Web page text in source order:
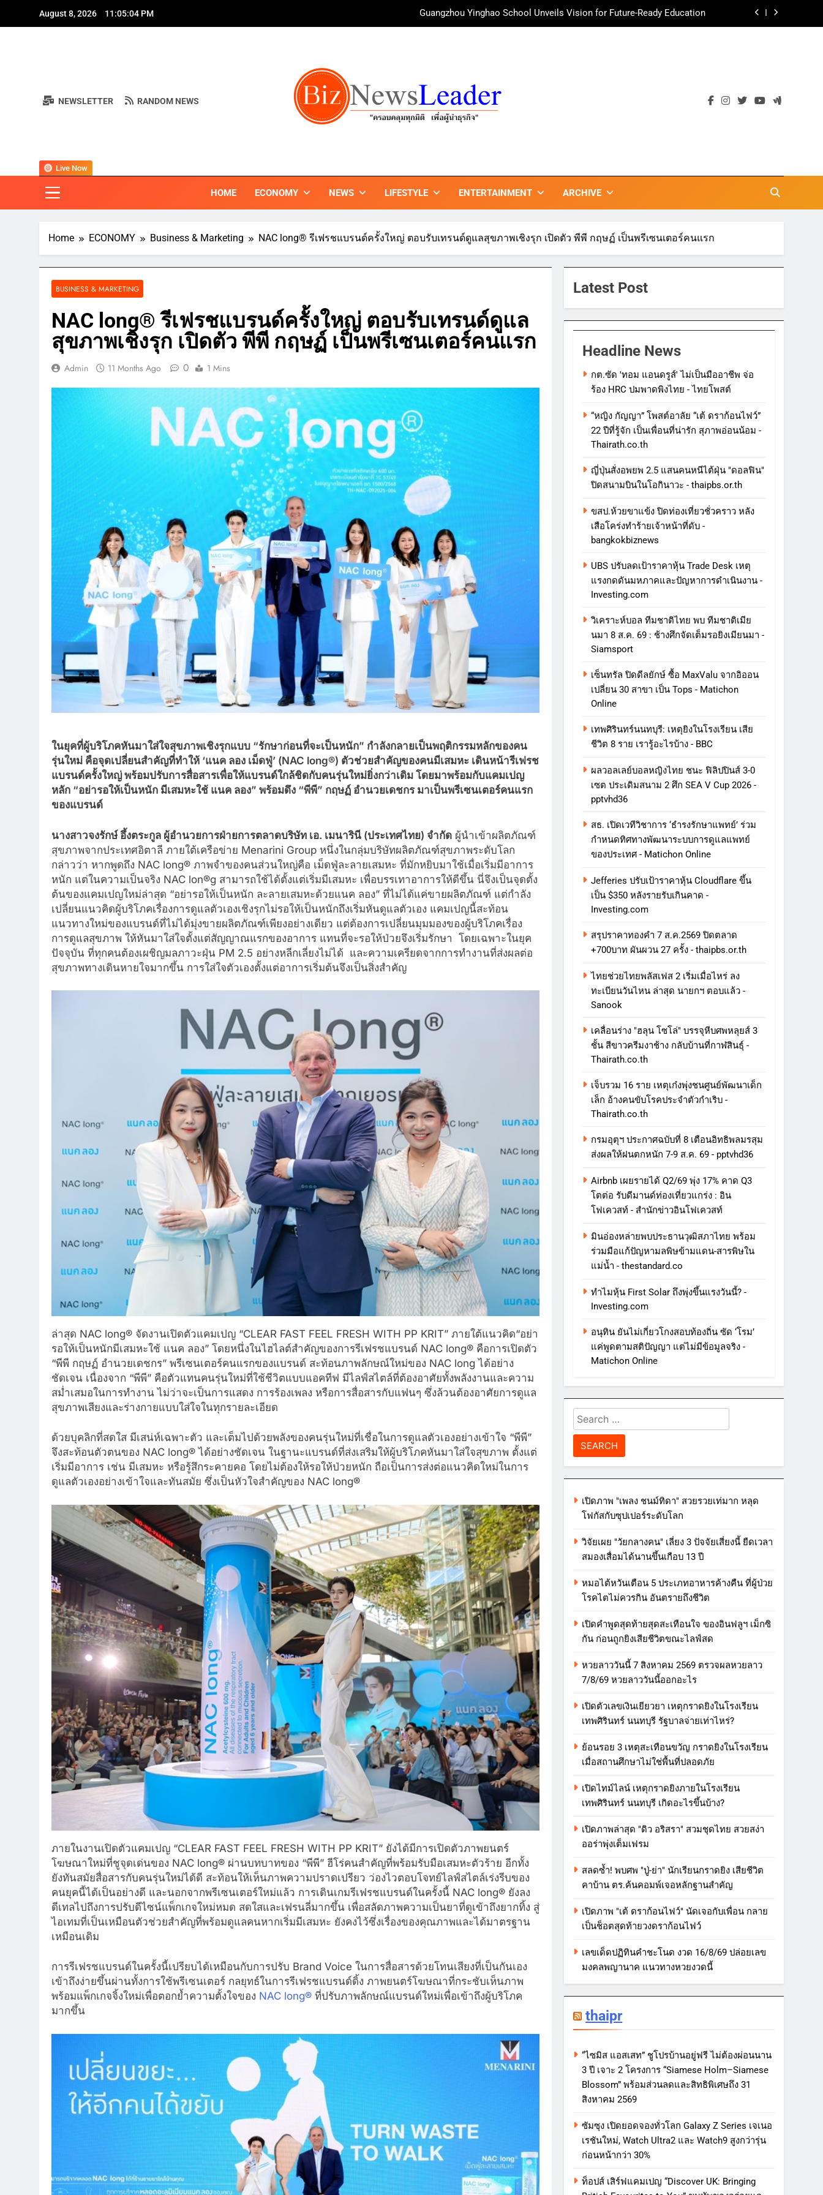
August 8, 2026 11:05:06 PM
AirAsia X SEE FAH พันธมิตรทางธุรกิจยาวนานกว่า 20 ปี ต่อยอดเสิร์ฟความอร่อย ยกเมนูระดับตำนาน “ข้าวหน้าไก่
บ้านหนองสองห้องจัดใหญ่ “แห่เทียนพรรษา – ผ้าป่าซาเล้งปลอดเหล้าเข้าพรรษา 2569” ชูพลังชุมชนสืบสานพุทธ
Guangzhou Yinghao School Unveils Vision for Future-Ready Education
AirAsia X SEE FAH พันธมิตรทางธุรกิจยาวนานกว่า 20 ปี ต่อยอดเสิร์ฟความอร่อย ยกเมนูระดับตำนาน “ข้าวหน้าไก่
NEWSLETTER RANDOM NEWS
HOME ECONOMY NEWS LIFESTYLE ENTERTAINMENT ARCHIVE
Live Now
Home ECONOMY Business & Marketing NAC long® รีเฟรชแบรนด์ครั้งใหญ่ ตอบรับเทรนด์ดูแลสุขภาพเชิงรุก เปิดตัว พีพี กฤษฏ์ เป็นพรีเซนเตอร์คนแรก
BUSINESS & MARKETING
NAC long® รีเฟรชแบรนด์ครั้งใหญ่ ตอบรับเทรนด์ดูแล
สุขภาพเชิงรุก เปิดตัว พีพี กฤษฏ์ เป็นพรีเซนเตอร์คนแรก
Admin 11 Months Ago 0 1 Mins
ในยุคที่ผู้บริโภคหันมาใส่ใจสุขภาพเชิงรุกแบบ “รักษาก่อนที่จะเป็นหนัก” กำลังกลายเป็นพฤติกรรมหลักของคน
รุ่นใหม่ คือจุดเปลี่ยนสำคัญที่ทำให้ ‘แนค ลอง เม็ดฟู่’ (NAC long®) ตัวช่วยสำคัญของคนมีเสมหะ เดินหน้ารีเฟรช
แบรนด์ครั้งใหญ่ พร้อมปรับการสื่อสารเพื่อให้แบรนด์ใกล้ชิดกับคนรุ่นใหม่ยิ่งกว่าเดิม โดยมาพร้อมกับแคมเปญ
หลัก “อย่ารอให้เป็นหนัก มีเสมหะใช้ แนค ลอง” พร้อมดึง “พีพี” กฤษฏ์ อำนวยเดชกร มาเป็นพรีเซนเตอร์คนแรก
ของแบรนด์
นางสาวจงรักษ์ อึ้งตระกูล ผู้อำนวยการฝ่ายการตลาดบริษัท เอ. เมนารินี (ประเทศไทย) จำกัด ผู้นำเข้าผลิตภัณฑ์
สุขภาพจากประเทศอิตาลี ภายใต้เครือข่าย Menarini Group หนึ่งในกลุ่มบริษัทผลิตภัณฑ์สุขภาพระดับโลก
กล่าวว่า หากพูดถึง NAC long® ภาพจำของคนส่วนใหญ่คือ เม็ดฟู่ละลายเสมหะ ที่มักหยิบมาใช้เมื่อเริ่มมีอาการ
หนัก แต่ในความเป็นจริง NAC lon®g สามารถใช้ได้ตั้งแต่เริ่มมีเสมหะ เพื่อบรรเทาอาการให้ดีขึ้น นี่จึงเป็นจุดตั้ง
ต้นของแคมเปญใหม่ล่าสุด “อย่ารอให้เป็นหนัก ละลายเสมหะด้วยแนค ลอง” ที่ไม่ได้แค่ขายผลิตภัณฑ์ แต่กำลัง
เปลี่ยนแนวคิดผู้บริโภคเรื่องการดูแลตัวเองเชิงรุกไม่รอให้เป็นหนักถึงเริ่มหันดูแลตัวเอง แคมเปญนี้สะท้อน
แนวทางใหม่ของแบรนด์ที่ไม่ได้มุ่งขายผลิตภัณฑ์เพียงอย่างเดียว แต่ต้องการเปลี่ยนมุมมองของผู้บริโภคเรื่อง
การดูแลสุขภาพ ให้หันมาใส่ใจตั้งแต่สัญญาณแรกของอาการ แทนที่จะรอให้ป่วยจึงเริ่มรักษา โดยเฉพาะในยุค
ปัจจุบัน ที่ทุกคนต้องเผชิญมลภาวะฝุ่น PM 2.5 อย่างหลีกเลี่ยงไม่ได้ และความเครียดจากการทำงานที่ส่งผลต่อ
สุขภาพทางเดินหายใจมากขึ้น การใส่ใจตัวเองตั้งแต่อาการเริ่มต้นจึงเป็นสิ่งสำคัญ
ล่าสุด NAC long® จัดงานเปิดตัวแคมเปญ “CLEAR FAST FEEL FRESH WITH PP KRIT” ภายใต้แนวคิด“อย่า
รอให้เป็นหนักมีเสมหะใช้ แนค ลอง” โดยหนึ่งในไฮไลต์สำคัญของการรีเฟรชแบรนด์ NAC long® คือการเปิดตัว
“พีพี กฤษฏ์ อำนวยเดชกร” พรีเซนเตอร์คนแรกของแบรนด์ สะท้อนภาพลักษณ์ใหม่ของ NAC long ได้อย่าง
ชัดเจน เนื่องจาก “พีพี” คือตัวแทนคนรุ่นใหม่ที่ใช้ชีวิตแบบแอคทีฟ มีไลฟ์สไตล์ที่ต้องอาศัยทั้งพลังงานและความ
สม่ำเสมอในการทำงาน ไม่ว่าจะเป็นการแสดง การร้องเพลง หรือการสื่อสารกับแฟนๆ ซึ่งล้วนต้องอาศัยการดูแล
สุขภาพเสียงและร่างกายแบบใส่ใจในทุกรายละเอียด
ด้วยบุคลิกที่สดใส มีเสน่ห์เฉพาะตัว และเต็มไปด้วยพลังของคนรุ่นใหม่ที่เชื่อในการดูแลตัวเองอย่างเข้าใจ “พีพี”
จึงสะท้อนตัวตนของ NAC long® ได้อย่างชัดเจน ในฐานะแบรนด์ที่ส่งเสริมให้ผู้บริโภคหันมาใส่ใจสุขภาพ ตั้งแต่
เริ่มมีอาการ เช่น มีเสมหะ หรือรู้สึกระคายคอ โดยไม่ต้องให้รอให้ป่วยหนัก ถือเป็นการส่งต่อแนวคิดใหม่ในการ
ดูแลตัวเองอย่างเข้าใจและทันสมัย ซึ่งเป็นหัวใจสำคัญของ NAC long®
ภายในงานเปิดตัวแคมเปญ “CLEAR FAST FEEL FRESH WITH PP KRIT” ยังได้มีการเปิดตัวภาพยนตร์
โฆษณาใหม่ที่ชูจุดเด่นของ NAC long® ผ่านบทบาทของ “พีพี” ฮีโร่คนสำคัญที่พร้อมรับมือเสมหะตัวร้าย อีกทั้ง
ยังทันสมัยสื่อสารกับคนรุ่นใหม่ได้ดี สะท้อนให้เห็นภาพความปราดเปรียว ว่องไวตอบโจทย์ไลฟ์สไตล์เร่งรีบของ
คนยุคนี้ได้เป็นอย่างดี และนอกจากพรีเซนเตอร์ใหม่แล้ว การเดินเกมรีเฟรชแบรนด์ในครั้งนี้ NAC long® ยังลง
ดีเทลไปถึงการปรับดีไซน์แพ็กเกจใหม่หมด สดใสและเฟรนลี่มากขึ้น เพื่อสลัดภาพความเป็นยาที่ดูเข้าถึงยากทิ้ง สู่
ไอเทมที่เป็นเหมือนตัวช่วยสำคัญที่พร้อมดูแลคนหากเริ่มมีเสมหะ ยังคงไว้ซึ่งเรื่องของคุณภาพและได้มาตรฐาน
เหมือนเดิม
การรีเฟรชแบรนด์ในครั้งนี้เปรียบได้เหมือนกับการปรับ Brand Voice ในการสื่อสารด้วยโทนเสียงที่เป็นกันเอง
เข้าถึงง่ายขึ้นผ่านทั้งการใช้พรีเซนเตอร์ กลยุทธ์ในการรีเฟรชแบรนด์ดิ้ง ภาพยนตร์โฆษณาที่กระชับเห็นภาพ
พร้อมแพ็กเกจจิ้งใหม่เพื่อตอกย้ำความตั้งใจของ NAC long® ที่ปรับภาพลักษณ์แบรนด์ใหม่เพื่อเข้าถึงผู้บริโภค
มากขึ้น
Latest Post
Headline News
กต.ซัด 'ทอม แอนดรูส์' ไม่เป็นมืออาชีพ จ่อ
ร้อง HRC ปมพาดพิงไทย - ไทยโพสต์
“หญิง กัญญา” โพสต์อาลัย “เต้ ดราก้อนไฟว์”
22 ปีที่รู้จัก เป็นเพื่อนที่น่ารัก สุภาพอ่อนน้อม -
Thairath.co.th
ญี่ปุ่นสั่งอพยพ 2.5 แสนคนหนีไต้ฝุ่น "ดอลฟิน"
ปิดสนามบินในโอกินาวะ - thaipbs.or.th
ขสป.ห้วยขาแข้ง ปิดท่องเที่ยวชั่วคราว หลัง
เสือโคร่งทำร้ายเจ้าหน้าที่ดับ -
bangkokbiznews
UBS ปรับลดเป้าราคาหุ้น Trade Desk เหตุ
แรงกดดันมหภาคและปัญหาการดําเนินงาน -
Investing.com
วิเคราะห์บอล ทีมชาติไทย พบ ทีมชาติเมีย
นมา 8 ส.ค. 69 : ช้างศึกจัดเต็มรอยิงเมียนมา -
Siamsport
เซ็นทรัล ปิดดีลยักษ์ ซื้อ MaxValu จากอิออน
เปลี่ยน 30 สาขา เป็น Tops - Matichon
Online
เทพศิรินทร์นนทบุรี: เหตุยิงในโรงเรียน เสีย
ชีวิต 8 ราย เรารู้อะไรบ้าง - BBC
ผลวอลเลย์บอลหญิงไทย ชนะ ฟิลิปปินส์ 3-0
เซต ประเดิมสนาม 2 ศึก SEA V Cup 2026 -
pptvhd36
สธ. เปิดเวทีวิชาการ ‘ธำรงรักษาแพทย์’ ร่วม
กำหนดทิศทางพัฒนาระบบการดูแลแพทย์
ของประเทศ - Matichon Online
Jefferies ปรับเป้าราคาหุ้น Cloudflare ขึ้น
เป็น $350 หลังรายรับเกินคาด -
Investing.com
สรุปราคาทองคำ 7 ส.ค.2569 ปิดตลาด
+700บาท ผันผวน 27 ครั้ง - thaipbs.or.th
ไทยช่วยไทยพลัสเฟส 2 เริ่มเมื่อไหร่ ลง
ทะเบียนวันไหน ล่าสุด นายกฯ ตอบแล้ว -
Sanook
เคลื่อนร่าง "ฮลุน โซโล่" บรรจุหีบศพหลุยส์ 3
ชั้น สีขาวครีมงาช้าง กลับบ้านที่กาฬสินธุ์ -
Thairath.co.th
เจ็บรวม 16 ราย เหตุเก๋งพุ่งชนศูนย์พัฒนาเด็ก
เล็ก อ้างคนขับโรคประจำตัวกำเริบ -
Thairath.co.th
กรมอุตุฯ ประกาศฉบับที่ 8 เตือนอิทธิพลมรสุม
ส่งผลให้ฝนตกหนัก 7-9 ส.ค. 69 - pptvhd36
Airbnb เผยรายได้ Q2/69 พุ่ง 17% คาด Q3
โตต่อ รับดีมานด์ท่องเที่ยวแกร่ง : อิน
โฟเควสท์ - สำนักข่าวอินโฟเควสท์
มินอ่องหล่ายพบประธานวุฒิสภาไทย พร้อม
ร่วมมือแก้ปัญหามลพิษข้ามแดน-สารพิษใน
แม่น้ำ - thestandard.co
ทําไมหุ้น First Solar ถึงพุ่งขึ้นแรงวันนี้? -
Investing.com
อนุทิน ยันไม่เกี่ยวโกงสอบท้องถิ่น ซัด ‘โรม’
แค่พูดตามสติปัญญา แต่ไม่มีข้อมูลจริง -
Matichon Online
Search
for:
เปิดภาพ "เพลง ชนม์ทิดา" สวยรวยเท่มาก หลุด
โฟกัสกับซุปเปอร์ระดับโลก
วิจัยเผย "วัยกลางคน" เลี่ยง 3 ปัจจัยเสี่ยงนี้ ยืดเวลา
สมองเสื่อมได้นานขึ้นเกือบ 13 ปี
หมอไต้หวันเตือน 5 ประเภทอาหารค้างคืน ที่ผู้ป่วย
โรคไตไม่ควรกิน อันตรายถึงชีวิต
เปิดคำพูดสุดท้ายสุดสะเทือนใจ ของอินฟลูฯ เม็กซิ
กัน ก่อนถูกยิงเสียชีวิตขณะไลฟ์สด
หวยลาววันนี้ 7 สิงหาคม 2569 ตรวจผลหวยลาว
7/8/69 หวยลาววันนี้ออกอะไร
เปิดตัวเลขเงินเยียวยา เหตุกราดยิงในโรงเรียน
เทพศิรินทร์ นนทบุรี รัฐบาลจ่ายเท่าไหร่?
ย้อนรอย 3 เหตุสะเทือนขวัญ กราดยิงในโรงเรียน
เมื่อสถานศึกษาไม่ใช่พื้นที่ปลอดภัย
เปิดไทม์ไลน์ เหตุกราดยิงภายในโรงเรียน
เทพศิรินทร์ นนทบุรี เกิดอะไรขึ้นบ้าง?
เปิดภาพล่าสุด "ดิว อริสรา" สวมชุดไทย สวยสง่า
ออร่าพุ่งเต็มเฟรม
สลดซ้ำ! พบศพ "ปู่-ย่า" นักเรียนกราดยิง เสียชีวิต
คาบ้าน ตร.ค้นคอมพ์เจอหลักฐานสำคัญ
เปิดภาพ "เต้ ดราก้อนไฟว์" นัดเจอกับเพื่อน กลาย
เป็นช็อตสุดท้ายวงดราก้อนไฟว์
เลขเด็ดปฏิทินคำชะโนด งวด 16/8/69 ปล่อยเลข
มงคลพญานาค แนวทางหวยงวดนี้
thaipr
“ไซมิส แอสเสท” ชูโปรบ้านอยู่ฟรี ไม่ต้องผ่อนนาน
3 ปี เจาะ 2 โครงการ “Siamese Holm–Siamese
Blossom” พร้อมส่วนลดและสิทธิพิเศษถึง 31
สิงหาคม 2569
ซัมซุง เปิดยอดจองทั่วโลก Galaxy Z Series เจเนอ
เรชันใหม่, Watch Ultra2 และ Watch9 สูงกว่ารุ่น
ก่อนหน้ากว่า 30%
ท็อปส์ เสิร์ฟแคมเปญ “Discover UK: Bringing